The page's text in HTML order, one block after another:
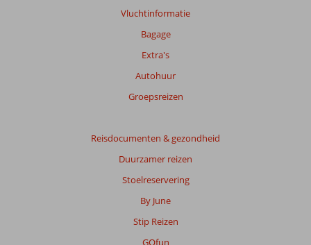
Vluchtinformatie
Bagage
Extra's
Autohuur
Groepsreizen
Reisdocumenten & gezondheid
Duurzamer reizen
Stoelreservering
By June
Stip Reizen
GOfun